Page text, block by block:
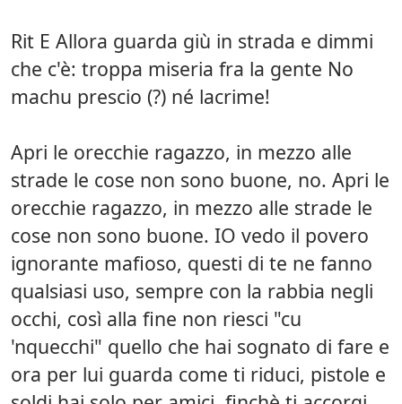
Rit E Allora guarda giù in strada e dimmi
che c'è: troppa miseria fra la gente No
machu prescio (?) né lacrime!
Apri le orecchie ragazzo, in mezzo alle
strade le cose non sono buone, no. Apri le
orecchie ragazzo, in mezzo alle strade le
cose non sono buone. IO vedo il povero
ignorante mafioso, questi di te ne fanno
qualsiasi uso, sempre con la rabbia negli
occhi, così alla fine non riesci "cu
'nquecchi" quello che hai sognato di fare e
ora per lui guarda come ti riduci, pistole e